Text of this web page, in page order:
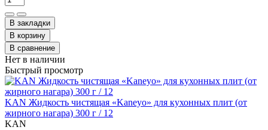
В закладки
В корзину
В сравнение
Нет в наличии
Быстрый просмотр
KAN Жидкость чистящая «Kaneyo» для кухонных плит (от
жирного нагара) 300 г / 12
KAN